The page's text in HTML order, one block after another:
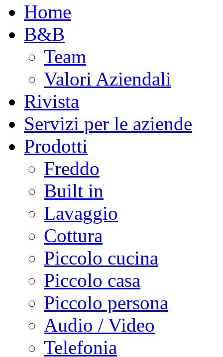
Home
B&B
Team
Valori Aziendali
Rivista
Servizi per le aziende
Prodotti
Freddo
Built in
Lavaggio
Cottura
Piccolo cucina
Piccolo casa
Piccolo persona
Audio / Video
Telefonia